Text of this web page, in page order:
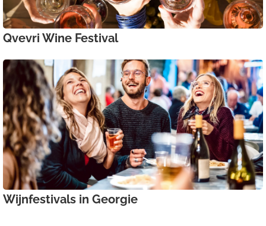
Qvevri Wine Festival
Wijnfestivals in Georgie